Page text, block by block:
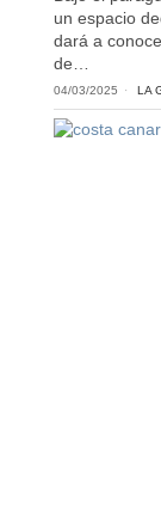
un espacio
dará a
de…
04/03/2025 LA